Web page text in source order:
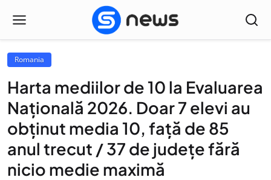
Romania
Harta mediilor de 10 la Evaluarea
Națională 2026. Doar 7 elevi au
obținut media 10, față de 85
anul trecut / 37 de județe fără
nicio medie maximă